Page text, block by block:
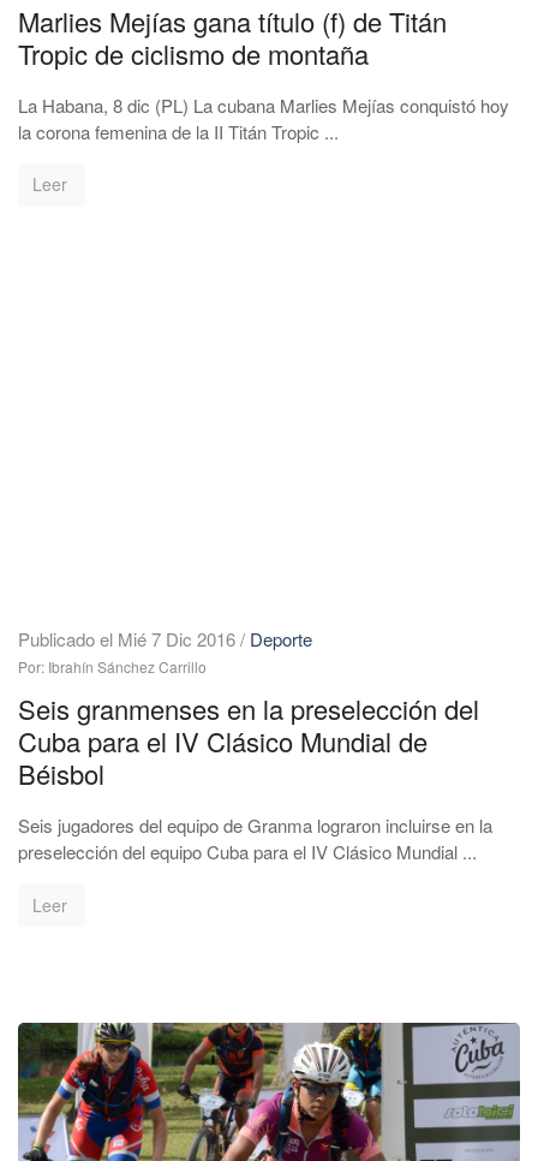
Marlies Mejías gana título (f) de Titán
Tropic de ciclismo de montaña
La Habana, 8 dic (PL) La cubana Marlies Mejías conquistó hoy
la corona femenina de la II Titán Tropic ...
Leer
Publicado el Mié 7 Dic 2016/ Deporte
Por: Ibrahín Sánchez Carrillo
Seis granmenses en la preselección del
Cuba para el IV Clásico Mundial de
Béisbol
Seis jugadores del equipo de Granma lograron incluirse en la
preselección del equipo Cuba para el IV Clásico Mundial ...
Leer